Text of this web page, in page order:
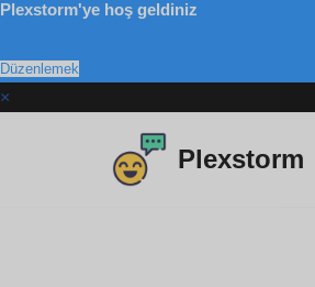
Plexstorm'ye hoş geldiniz
Düzenlemek
×
Plexstorm